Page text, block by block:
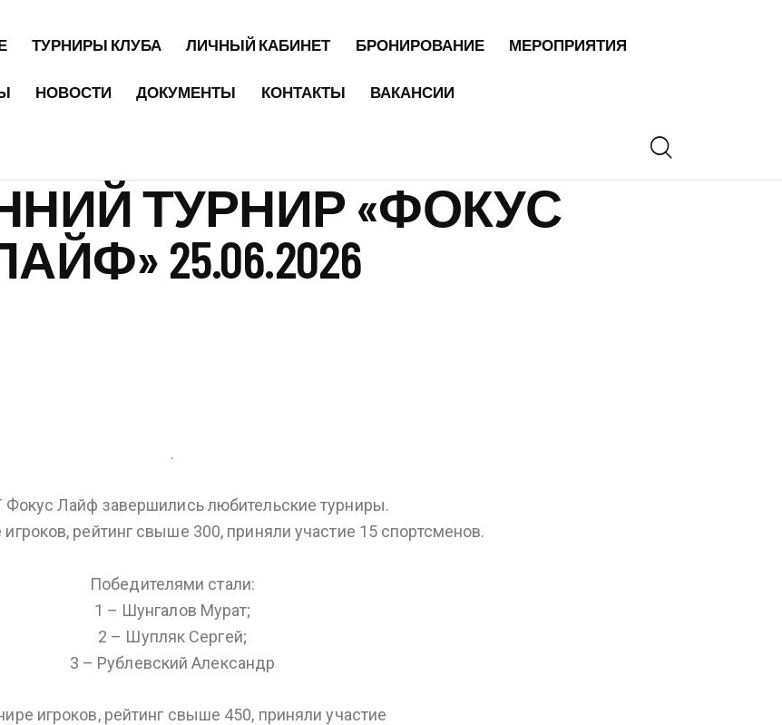
ТУРНИРЫ КЛУБА ЛИЧНЫЙ КАБИНЕТ БРОНИРОВАНИЕ МЕРОПРИЯТИЯ
НОВОСТИ ДОКУМЕНТЫ КОНТАКТЫ ВАКАНСИИ
ТУРНИР «ФОКУС
25.06.2026
.
Лайф завершились любительские турниры.
игроков, рейтинг свыше 300, приняли участие 15 спортсменов.
Победителями стали:
1 – Шунгалов Мурат;
2 – Шупляк Сергей;
3 – Рублевский Александр
игроков, рейтинг свыше 450, приняли участие